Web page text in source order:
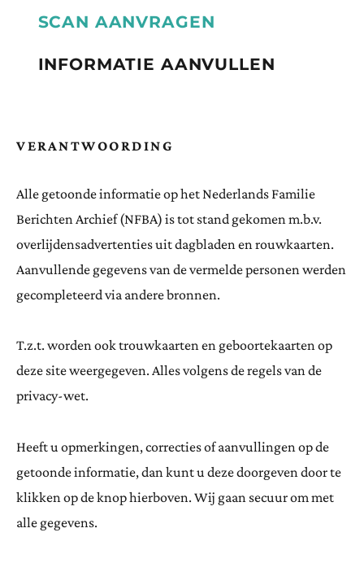
SCAN AANVRAGEN
INFORMATIE AANVULLEN
VERANTWOORDING
Alle getoonde informatie op het Nederlands Familie
Berichten Archief (NFBA) is tot stand gekomen m.b.v.
overlijdensadvertenties uit dagbladen en rouwkaarten.
Aanvullende gegevens van de vermelde personen werden
gecompleteerd via andere bronnen.
T.z.t. worden ook trouwkaarten en geboortekaarten op
deze site weergegeven. Alles volgens de regels van de
privacy-wet.
Heeft u opmerkingen, correcties of aanvullingen op de
getoonde informatie, dan kunt u deze doorgeven door te
klikken op de knop hierboven. Wij gaan secuur om met
alle gegevens.